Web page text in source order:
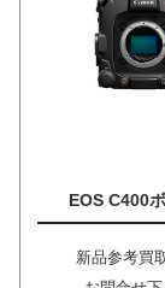
EOS C400
新品参考買